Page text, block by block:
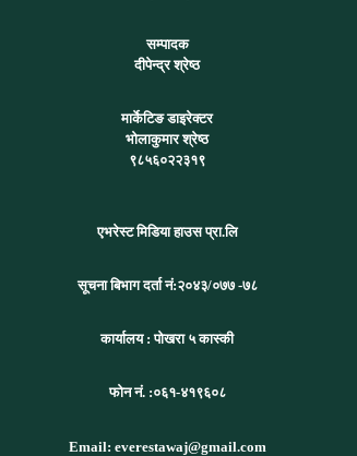
सम्पादक
दीपेन्द्र श्रेष्ठ
मार्केटिङ डाइरेक्टर
भोलाकुमार श्रेष्ठ
९८५६०२२३१९
एभरेस्ट मिडिया हाउस प्रा.लि
सूचना बिभाग दर्ता नं:२०४३/०७७ -७८
कार्यालय :पोखरा ५ कास्की
फोन नं. :०६१-४१९६०८
Email: everestawaj@gmail.com